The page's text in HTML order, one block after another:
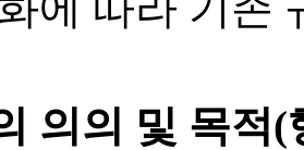
의의 및 목적